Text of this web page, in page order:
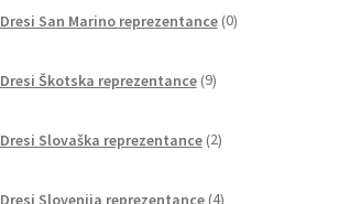
Dresi San Marino reprezentance 0izdelkov
Dresi Škotska reprezentance 9izdelkov
Dresi Slovaška reprezentance 2izdelka
Dresi Slovenija reprezentance 4